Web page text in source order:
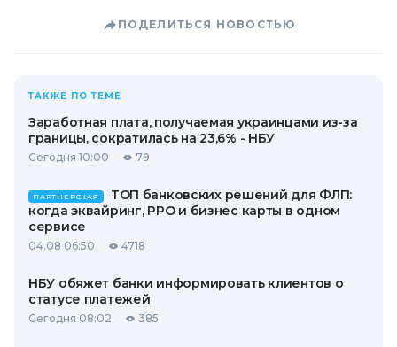
ПОДЕЛИТЬСЯ НОВОСТЬЮ
ТАКЖЕ ПО ТЕМЕ
Заработная плата, получаемая украинцами из-за
границы, сократилась на 23,6% - НБУ
Сегодня 10:00 79
ПАРТНЕРСКАЯ
ТОП банковских решений для ФЛП:
когда эквайринг, РРО и бизнес карты в одном
сервисе
04.08 06:50 4718
НБУ обяжет банки информировать клиентов о
статусе платежей
Сегодня 08:02 385